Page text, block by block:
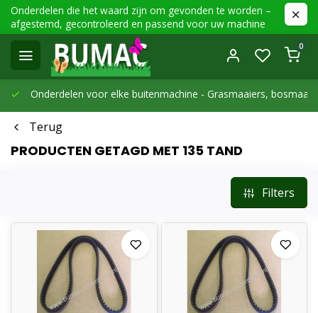
Onderdelen die het waard zijn om gevonden te worden –
afgestemd, gecontroleerd en passend voor uw machine
0
Onderdelen voor elke buitenmachine - Grasmaaiers,
Terug
PRODUCTEN GETAGD MET 135 TAND
Filters